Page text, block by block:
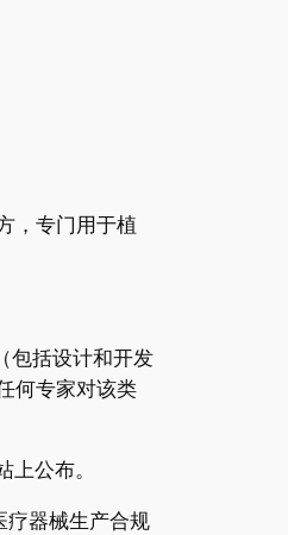
，专门用于植
包括设计和开发
何专家对该类
公布。
疗器械生产合规